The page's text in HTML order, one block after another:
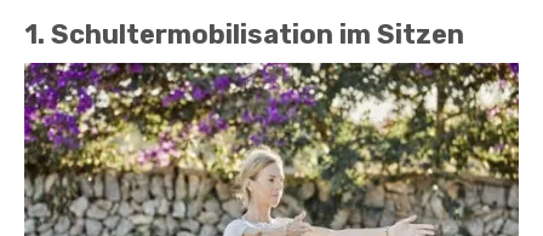
1. Schultermobilisation im Sitzen